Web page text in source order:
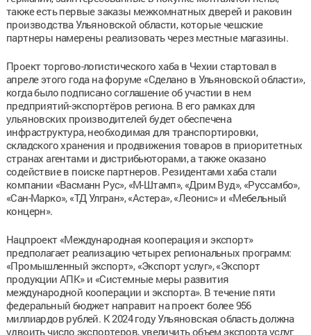
также есть первые заказы межкомнатных дверей и раковин
производства Ульяновской области, которые чешские
партнеры намерены реализовать через местные магазины.
Проект торгово-логистического хаба в Чехии стартовал в
апреле этого года на форуме «Сделано в Ульяновской области»,
когда было подписано соглашение об участии в нем
предприятий-экспортёров региона. В его рамках для
ульяновских производителей будет обеспечена
инфраструктура, необходимая для транспортировки,
складского хранения и продвижения товаров в приоритетных
странах агентами и дистрибьюторами, а также оказано
содействие в поиске партнеров. Резидентами хаба стали
компании «Васманн Рус», «М-Штамп», «Дрим Вуд», «Руссамбо»,
«Сан-Марко», «ТД Улгран», «Астера», «Леонис» и «Мебельный
концерн».
Нацпроект «Международная кооперация и экспорт»
предполагает реализацию четырех региональных программ:
«Промышленный экспорт», «Экспорт услуг», «Экспорт
продукции АПК» и «Системные меры развития
международной кооперации и экспорта». В течение пяти
федеральный бюджет направит на проект более 956
миллиардов рублей. К 2024 году Ульяновская область должна
удвоить число экспортеров, увеличить объем экспорта услуг